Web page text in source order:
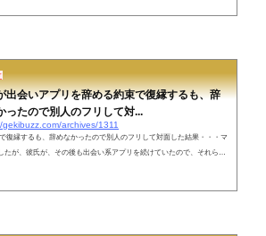
出会いアプリを辞める約束で復縁するも、辞
ったので別人のフリして対...
archives/1311
復縁するも、辞めなかったので別人のフリして対面した結果・・・マ
たが、彼氏が、その後も出会い系アプリを続けていたので、それらを